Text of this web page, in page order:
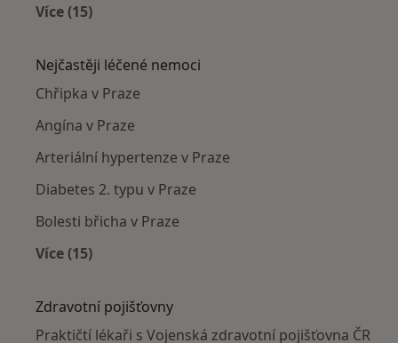
Více (15)
Nejčastěji léčené nemoci
Chřipka v Praze
Angína v Praze
Arteriální hypertenze v Praze
Diabetes 2. typu v Praze
Bolesti břicha v Praze
Více (15)
Zdravotní pojišťovny
Praktičtí lékaři s Vojenská zdravotní pojišťovna ČR